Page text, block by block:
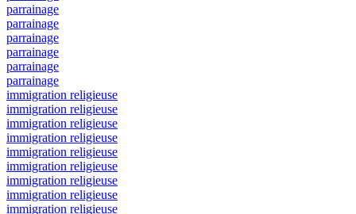
parrainage
parrainage
parrainage
parrainage
parrainage
parrainage
immigration religieuse
immigration religieuse
immigration religieuse
immigration religieuse
immigration religieuse
immigration religieuse
immigration religieuse
immigration religieuse
immigration religieuse